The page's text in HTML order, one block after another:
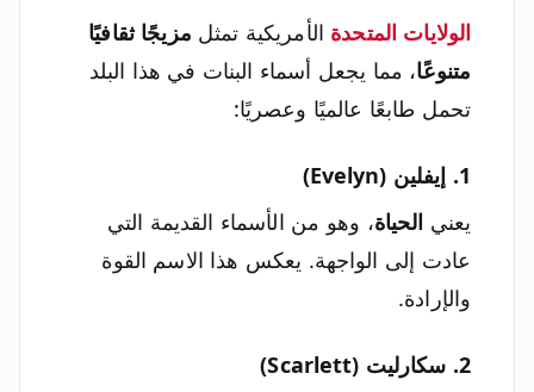
الولايات المتحدة الأمريكية تمثل مزيجًا ثقافيًا
متنوعًا، مما يجعل أسماء البنات في هذا البلد
تحمل طابعًا عالميًا وعصريًا:
1. إيفلين (Evelyn)
يعني الحياة، وهو من الأسماء القديمة التي
عادت إلى الواجهة. يعكس هذا الاسم القوة
والإرادة.
2. سكارليت (Scarlett)